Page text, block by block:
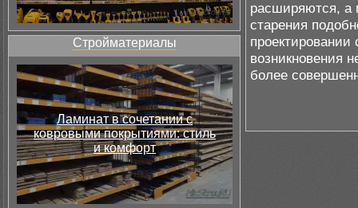
Стройматериалы
Ламинат в сочетании с
ковровыми покрытиями: стиль
и комфорт
расширяются, а
старения
возникновения
более